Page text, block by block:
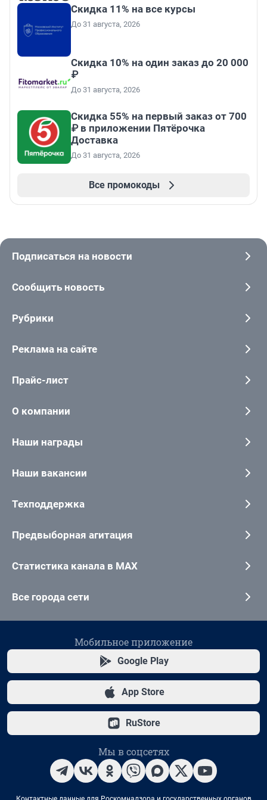
Скидка 11% на все курсы
До 31 августа, 2026
Скидка 10% на один заказ до 20 000
₽
До 31 августа, 2026
Скидка 55% на первый заказ от 700
₽ в приложении Пятёрочка
Доставка
До 31 августа, 2026
Все промокоды
Подписаться на новости
Сообщить новость
Рубрики
Реклама на сайте
Прайс-лист
О компании
Наши награды
Наши вакансии
Техподдержка
Предвыборная агитация
Статистика канала в MAX
Все города сети
Мобильное приложение
Google Play
App Store
RuStore
Мы в соцсетях